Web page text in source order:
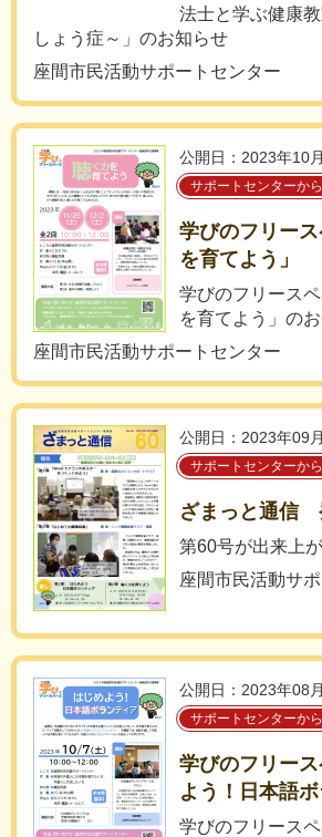
法士と学ぶ健康
しょう症～」のお知らせ
座間市民活動サポートセンター
公開日：2023年10
サポートセンターか
学びのフリー
を育てよう」
学びのフリース
を育てよう」の
座間市民活動サポートセンター
公開日：2023年09
サポートセンターか
ざまっと通信
第60号が出来上
座間市民活動サ
公開日：2023年08
サポートセンターか
学びのフリー
よう！日本語ボ
学びのフリース